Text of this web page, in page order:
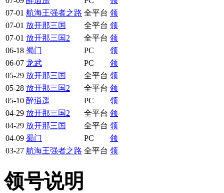
07-01 航海王强者之路 全平台 领
07-01 放开那三国 全平台 领
07-01 放开那三国2 全平台 领
06-18 蜀门 PC
领
06-07 龙武 PC
领
05-29 放开那三国 全平台 领
05-28 放开那三国2 全平台 领
05-10 醉逍遥 PC
领
04-29 放开那三国2 全平台 领
04-29 放开那三国 全平台 领
04-09 蜀门 PC
领
03-27 航海王强者之路 全平台 领
领号说明